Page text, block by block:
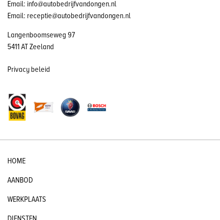
Email: info@autobedrijfvandongen.nl
Email: receptie@autobedrijfvandongen.nl
Langenboomseweg 97
5411 AT Zeeland
Privacy beleid
HOME
AANBOD
WERKPLAATS